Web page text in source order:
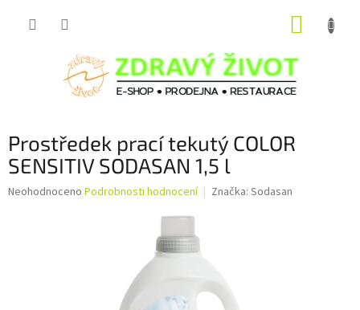
Prostředek prací tekutý COLOR
SENSITIV SODASAN 1,5 l
Průměrné
Neohodnoceno Podrobnosti hodnocení Značka: Sodasan